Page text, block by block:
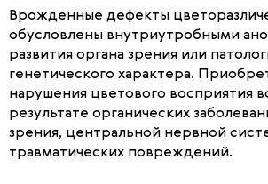
Врожденные дефекты
обусловлены внутриутробными
развития органа зрения или
генетического характера.
нарушения цветового восприятия
результате органических
зрения, центральной нервной
травматических повреждений.